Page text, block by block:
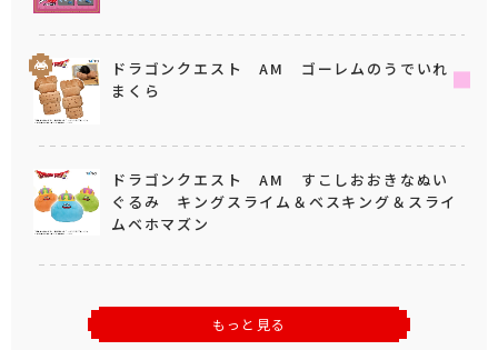
ドラゴンクエスト AM ゴーレムのうでいれ
まくら
ドラゴンクエスト AM すこしおおきなぬい
ぐるみ キングスライム＆ベスキング＆スライ
ムベホマズン
もっと見る